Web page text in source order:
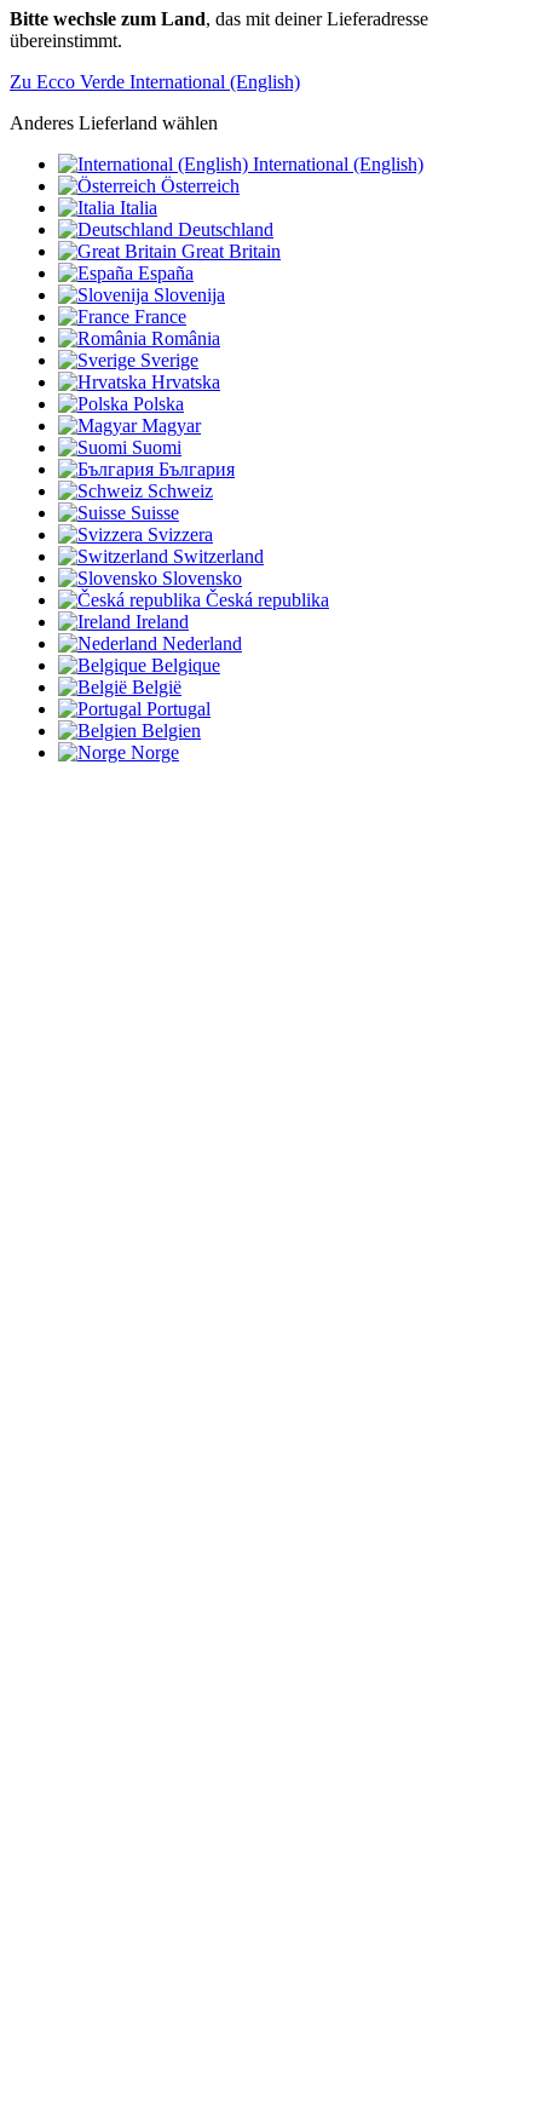
Bitte wechsle zum Land, das mit deiner Lieferadresse
übereinstimmt.
Zu Ecco Verde International (English)
Anderes Lieferland wählen
International (English)
Österreich
Italia
Deutschland
Great Britain
España
Slovenija
France
România
Sverige
Hrvatska
Polska
Magyar
Suomi
България
Schweiz
Suisse
Svizzera
Switzerland
Slovensko
Česká republika
Ireland
Nederland
Belgique
België
Portugal
Belgien
Norge